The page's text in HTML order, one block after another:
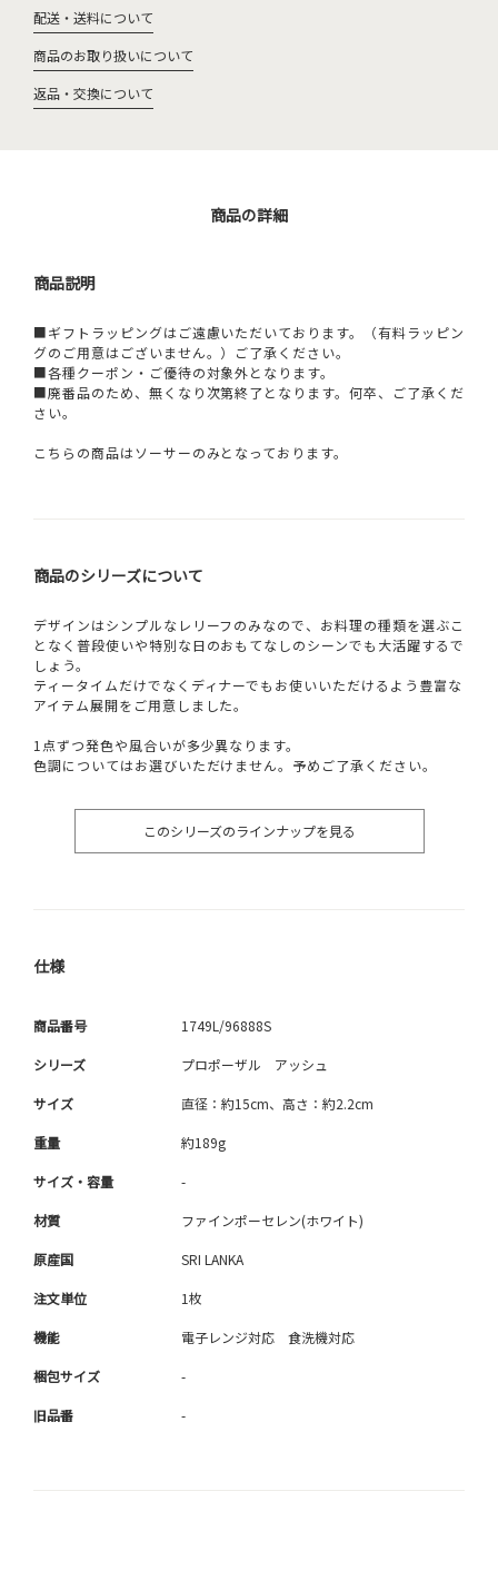
配送・送料について
商品のお取り扱いについて
返品・交換について
商品の詳細
商品説明
■ギフトラッピングはご遠慮いただいております。（有料ラッピン
グのご用意はございません。）ご了承ください。
■各種クーポン・ご優待の対象外となります。
■廃番品のため、無くなり次第終了となります。何卒、ご了承くだ
さい。
こちらの商品はソーサーのみとなっております。
商品のシリーズについて
デザインはシンプルなレリーフのみなので、お料理の種類を選ぶこ
となく普段使いや特別な日のおもてなしのシーンでも大活躍するで
しょう。
ティータイムだけでなくディナーでもお使いいただけるよう豊富な
アイテム展開をご用意しました。
1点ずつ発色や風合いが多少異なります。
色調についてはお選びいただけません。予めご了承ください。
このシリーズのラインナップを見る
仕様
商品番号 1749L/96888S
シリーズ プロポーザル アッシュ
サイズ 直径：約15cm、高さ：約2.2cm
重量 約189g
サイズ・容量 -
材質 ファインポーセレン(ホワイト)
原産国 SRI LANKA
注文単位 1枚
機能 電子レンジ対応 食洗機対応
梱包サイズ -
旧品番 -